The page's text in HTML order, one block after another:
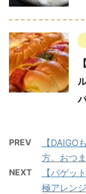
PREV
【
方。おつ
NEXT
【バゲッ
極アレンジ